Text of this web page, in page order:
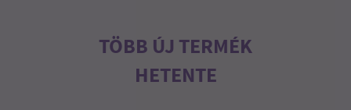
TÖBB ÚJ TERMÉK
HETENTE